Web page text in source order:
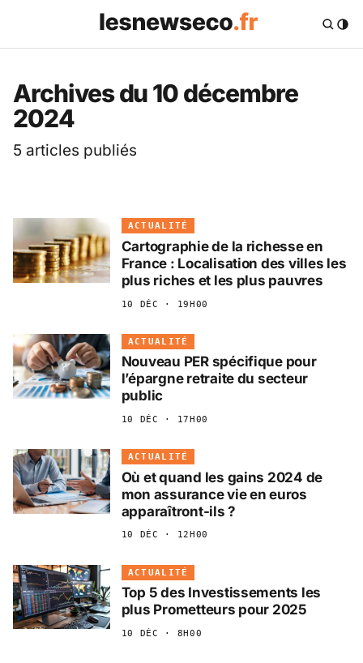
Les News Eco .fr —
Archives du 10 décembre
2024
5 articles publiés
ACTUALITÉ
Cartographie de la richesse en
France : Localisation des villes les
plus riches et les plus pauvres
10 DÉC · 19H00
ACTUALITÉ
Nouveau PER spécifique pour
l’épargne retraite du secteur
public
10 DÉC · 17H00
ACTUALITÉ
Où et quand les gains 2024 de
mon assurance vie en euros
apparaîtront-ils ?
10 DÉC · 12H00
ACTUALITÉ
Top 5 des Investissements les
plus Prometteurs pour 2025
10 DÉC · 8H00